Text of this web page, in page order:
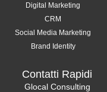
Digital Marketing
CRM
Social Media Marketing
Brand Identity
Contatti Rapidi
Glocal Consulting